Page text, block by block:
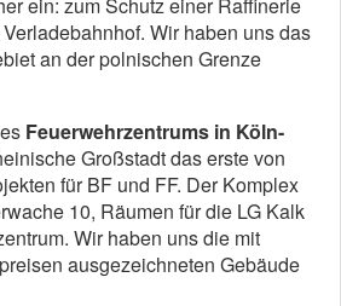
Wir haben uns das
an der polnischen Grenze
Feuerwehrzentrums in Köln-
Großstadt das erste von
für BF und FF. Der Komplex
10, Räumen für die LG Kalk
Wir haben uns die mit
ausgezeichneten Gebäude